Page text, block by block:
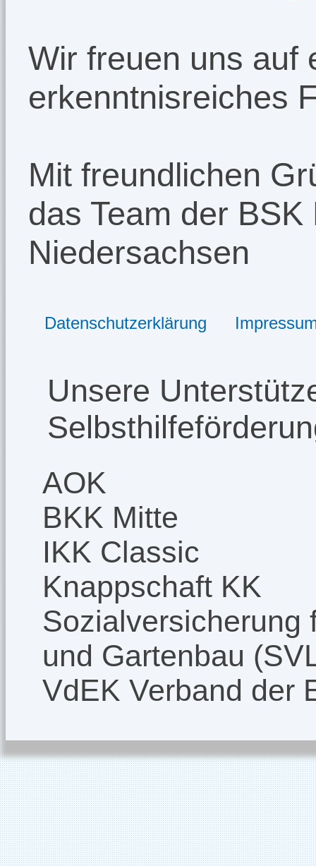
Wir freuen uns auf
erkenntnisreiches
Mit freundlichen
das Team der
Niedersachsen
Datenschutzerklärung
Unsere
AOK
BKK Mitte
IKK Classic
Knappschaft KK
Sozialversicherung
und Gartenbau
VdEK Verband der